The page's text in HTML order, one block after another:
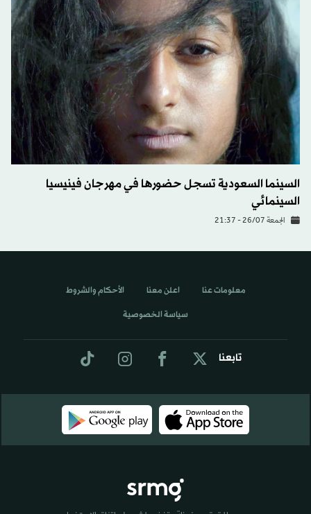
السينما السعودية تسجل حضورها في مهرجان فينيسيا
السينمائي
الجمعة 26/07 - 21:37
تابعنا
معلومات عنا اعلن معنا الأحكام والشروط
سياسة الخصوصية